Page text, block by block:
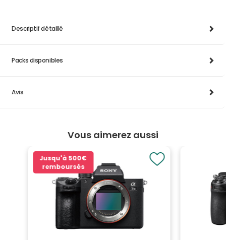
Descriptif détaillé
Packs disponibles
Avis
Vous aimerez aussi
Jusqu'à 500€
remboursés